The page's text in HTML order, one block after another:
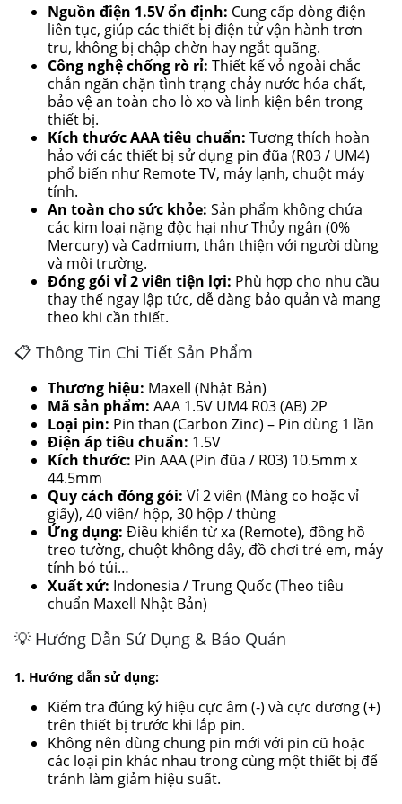
Nguồn điện 1.5V ổn định: Cung cấp dòng điện
liên tục, giúp các thiết bị điện tử vận hành trơn
tru, không bị chập chờn hay ngắt quãng.
Công nghệ chống rò rỉ: Thiết kế vỏ ngoài chắc
chắn ngăn chặn tình trạng chảy nước hóa chất,
bảo vệ an toàn cho lò xo và linh kiện bên trong
thiết bị.
Kích thước AAA tiêu chuẩn: Tương thích hoàn
hảo với các thiết bị sử dụng pin đũa (R03 / UM4)
phổ biến như Remote TV, máy lạnh, chuột máy
tính.
An toàn cho sức khỏe: Sản phẩm không chứa
các kim loại nặng độc hại như Thủy ngân (0%
Mercury) và Cadmium, thân thiện với người dùng
và môi trường.
Đóng gói vỉ 2 viên tiện lợi: Phù hợp cho nhu cầu
thay thế ngay lập tức, dễ dàng bảo quản và mang
theo khi cần thiết.
📋 Thông Tin Chi Tiết Sản Phẩm
Thương hiệu: Maxell (Nhật Bản)
Mã sản phẩm: AAA 1.5V UM4 R03 (AB) 2P
Loại pin: Pin than (Carbon Zinc) – Pin dùng 1 lần
Điện áp tiêu chuẩn: 1.5V
Kích thước: Pin AAA (Pin đũa / R03) 10.5mm x
44.5mm
Quy cách đóng gói: Vỉ 2 viên (Màng co hoặc vỉ
giấy), 40 viên/ hộp, 30 hộp / thùng
Ứng dụng: Điều khiển từ xa (Remote), đồng hồ
treo tường, chuột không dây, đồ chơi trẻ em, máy
tính bỏ túi…
Xuất xứ: Indonesia / Trung Quốc (Theo tiêu
chuẩn Maxell Nhật Bản)
💡 Hướng Dẫn Sử Dụng & Bảo Quản
1. Hướng dẫn sử dụng:
Kiểm tra đúng ký hiệu cực âm (-) và cực dương (+)
trên thiết bị trước khi lắp pin.
Không nên dùng chung pin mới với pin cũ hoặc
các loại pin khác nhau trong cùng một thiết bị để
tránh làm giảm hiệu suất.